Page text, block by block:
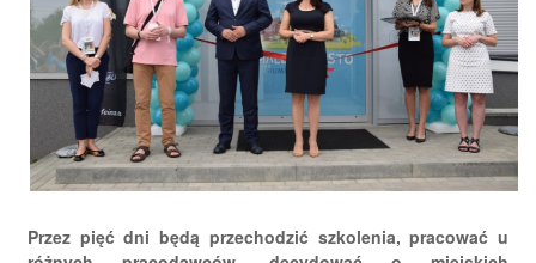
Przez pięć dni będą przechodzić szkolenia, pracować u